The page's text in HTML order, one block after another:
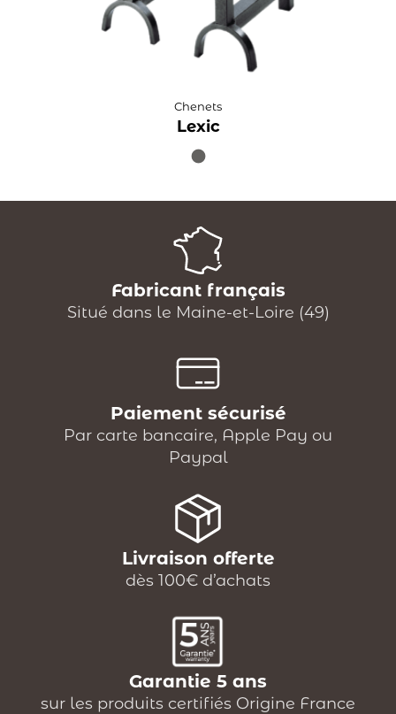
Chenets
Lexic
Fabricant français
Situé dans le Maine-et-Loire (49)
Paiement sécurisé
Par carte bancaire, Apple Pay ou
Paypal
Livraison offerte
dès 100€ d’achats
Garantie 5 ans
sur les produits certifiés Origine France